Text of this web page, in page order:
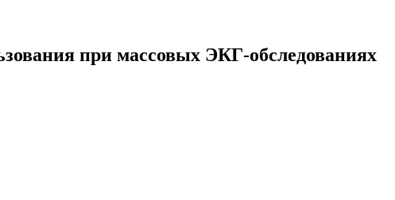
при массовых ЭКГ-обследованиях